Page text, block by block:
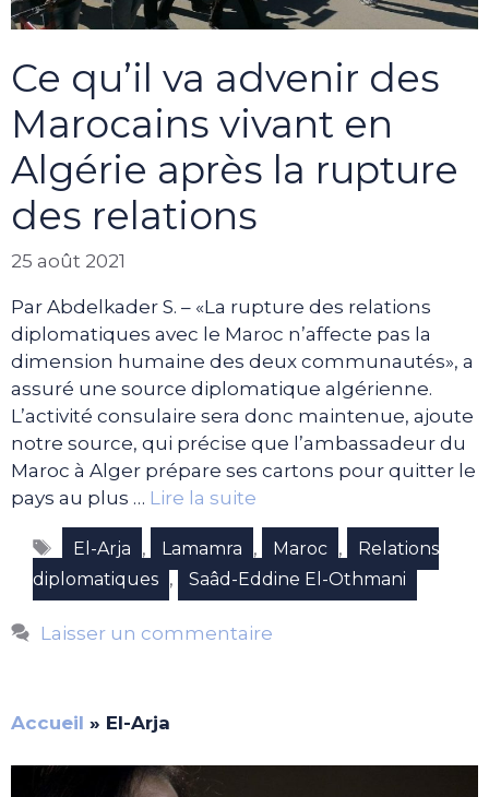
Ce qu’il va advenir des
Marocains vivant en
Algérie après la rupture
des relations
25 août 2021
Par Abdelkader S. – «La rupture des relations
diplomatiques avec le Maroc n’affecte pas la
dimension humaine des deux communautés», a
assuré une source diplomatique algérienne.
L’activité consulaire sera donc maintenue, ajoute
notre source, qui précise que l’ambassadeur du
Maroc à Alger prépare ses cartons pour quitter le
pays au plus … Lire la suite
Étiquettes
El-Arja , Lamamra , Maroc ,
Relations
diplomatiques , Saâd-Eddine El-Othmani
Laisser un commentaire
Accueil » El-Arja